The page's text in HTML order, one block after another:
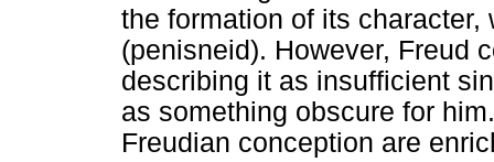
the formation of its
(penisneid). However, Freud
describing it as insufficient
as something obscure for
Freudian conception are